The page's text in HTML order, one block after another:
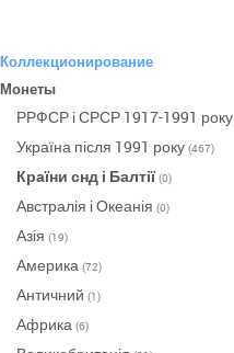
Коллекционирование
Монеты
РРФСР і СРСР 1917-1991 року
Україна після 1991 року (467)
Країни снд і Балтії(0)
Австралія і Океанія (0)
Азія (19)
Америка (72)
Античний (1)
Африка (6)